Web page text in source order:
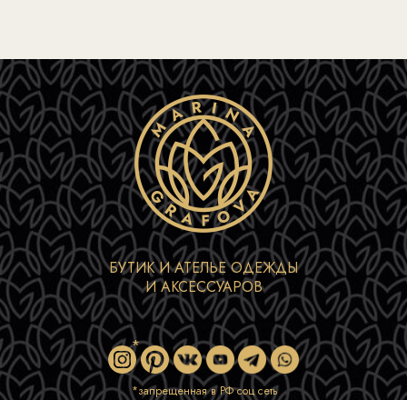
БУТИК И АТЕЛЬЕ ОДЕЖДЫ
И АКСЕССУАРОВ
*запрещенная в РФ соц сеть
*